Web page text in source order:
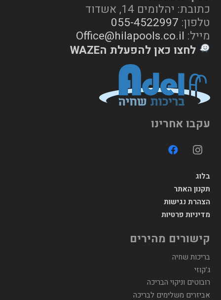
כתובת: יהלומים 14, אשדוד
טלפון: 055-4522997
מייל: Office@hilapools.co.il
לחצו כאן להפעלת הWAZE
עקבו אחרינו
בלוג
תקנון האתר
הצהרת נגישות
מדיניות פרטיות
קישורים מהירים
בריכות שחיה
ג'קוזי
רובוטים וניקוי הבריכה
אביזרים משלימים לבריכה